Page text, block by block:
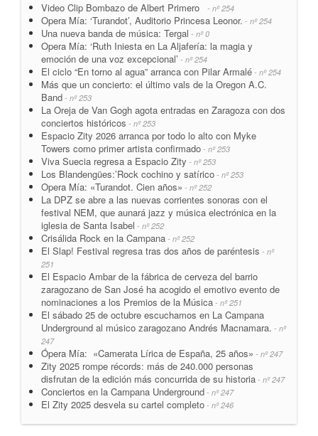
Video Clip Bombazo de Albert Primero - nº 254
Opera Mía: ‘Turandot’, Auditorio Princesa Leonor. - nº 254
Una nueva banda de música: Tergal - nº 0
Opera Mía: ‘Ruth Iniesta en La Aljafería: la magia y
emoción de una voz excepcional’ - nº 254
El ciclo “En torno al agua” arranca con Pilar Armalé - nº 254
Más que un concierto: el último vals de la Oregon A.C.
Band - nº 253
La Oreja de Van Gogh agota entradas en Zaragoza con dos
conciertos históricos - nº 253
Espacio Zity 2026 arranca por todo lo alto con Myke
Towers como primer artista confirmado - nº 253
Viva Suecia regresa a Espacio Zity - nº 253
Los Blandengües:’Rock cochino y satírico - nº 253
Opera Mía: «Turandot. Cien años» - nº 252
La DPZ se abre a las nuevas corrientes sonoras con el
festival NEM, que aunará jazz y música electrónica en la
iglesia de Santa Isabel - nº 252
Crisálida Rock en la Campana - nº 252
El Slap! Festival regresa tras dos años de paréntesis - nº
251
El Espacio Ambar de la fábrica de cerveza del barrio
zaragozano de San José ha acogido el emotivo evento de
nominaciones a los Premios de la Música - nº 251
El sábado 25 de octubre escuchamos en La Campana
Underground al músico zaragozano Andrés Macnamara. - nº
247
Ópera Mía: «Camerata Lírica de España, 25 años» - nº 247
Zity 2025 rompe récords: más de 240.000 personas
disfrutan de la edición más concurrida de su historia - nº 247
Conciertos en la Campana Underground - nº 247
El Zity 2025 desvela su cartel completo - nº 246